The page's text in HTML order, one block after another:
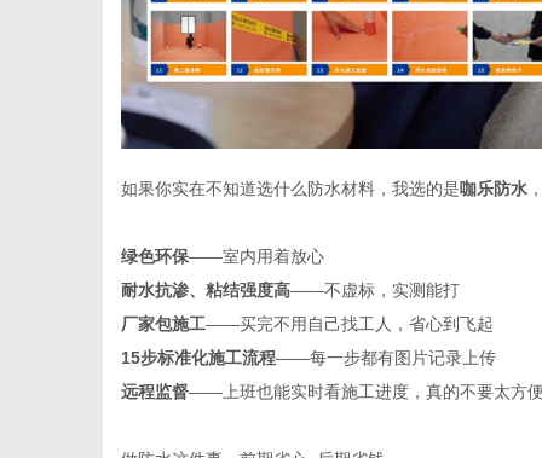
如果你实在不知道选什么防水材料，我选的是咖乐防水
绿色环保——室内用着放心
耐水抗渗、粘结强度高——不虚标，实测能打
厂家包施工——买完不用自己找工人，省心到飞起
15步标准化施工流程——每一步都有图片记录上传
远程监督——上班也能实时看施工进度，真的不要太方